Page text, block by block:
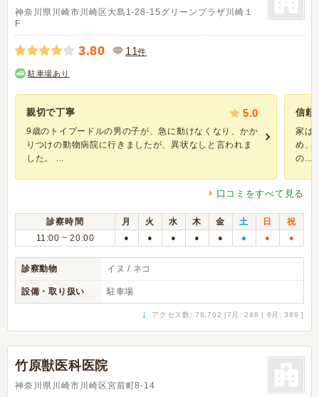
神奈川県川崎市川崎区大島1-28-15グリーンプラザ川崎１
F
3.80 11件
駐車場あり
親切で丁寧 5.0
9歳のトイプードルの男の子が、急に動けなくなり、かか
りつけの動物病院に行きましたが、異状なしと言われま
した。 ...
信頼
家は
め、
の...
口コミをすべて見る
診察時間 月 火 水 木 金 土 日
祝
11:00 ~ 20:00
● ● ● ● ● ● ● ●
診察動物 イヌ / ネコ
設備・取り扱い 駐車場
↓ アクセス数: 78,702 [7月: 248 | 6月: 389 ]
竹原獣医科医院
神奈川県川崎市川崎区宮前町8-14